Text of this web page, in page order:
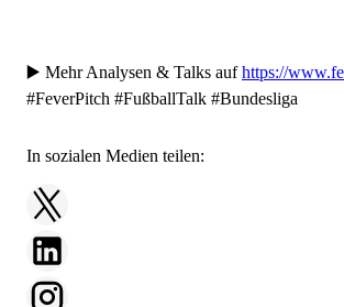
▶️ Mehr Analysen & Talks aufhttps://
#FeverPitch #FußballTalk #Bundesliga
In sozialen Medien teilen: